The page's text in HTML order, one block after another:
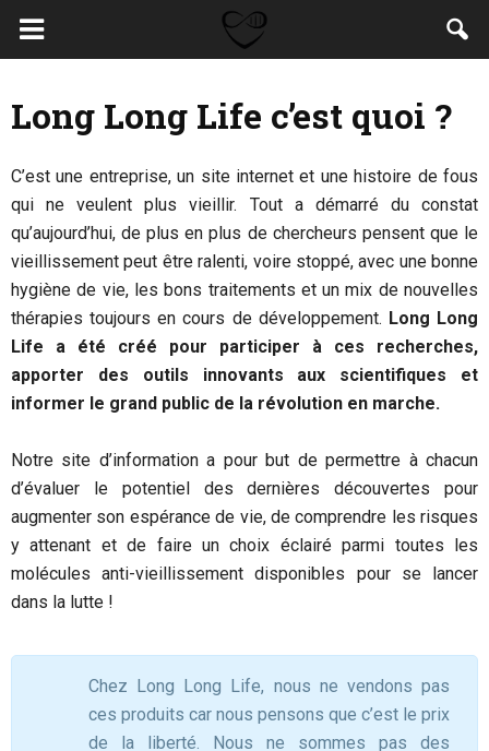
Long Long Life c’est quoi ?
C’est une entreprise, un site internet et une histoire de fous
qui ne veulent plus vieillir. Tout a démarré du constat
qu’aujourd’hui, de plus en plus de chercheurs pensent que le
vieillissement peut être ralenti, voire stoppé, avec une bonne
hygiène de vie, les bons traitements et un mix de nouvelles
thérapies toujours en cours de développement. Long Long
Life a été créé pour participer à ces recherches,
apporter des outils innovants aux scientifiques et
informer le grand public de la révolution en marche.
Notre site d’information a pour but de permettre à chacun
d’évaluer le potentiel des dernières découvertes pour
augmenter son espérance de vie, de comprendre les risques
y attenant et de faire un choix éclairé parmi toutes les
molécules anti-vieillissement disponibles pour se lancer
dans la lutte !
Chez Long Long Life, nous ne vendons pas
ces produits car nous pensons que c’est le prix
de la liberté. Nous ne sommes pas des